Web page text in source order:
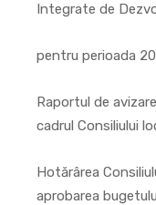
Integrate de
pentru perioada
Raportul de
cadrul Consiliului
Hotărârea
aprobarea